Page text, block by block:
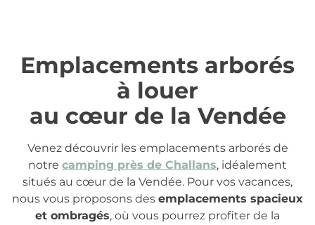
Emplacements arborés
à louer
au cœur de la Vendée
Venez découvrir les emplacements arborés de
notre camping près de Challans, idéalement
situés au cœur de la Vendée. Pour vos vacances,
nous vous proposons des emplacements spacieux
et ombragés, où vous pourrez profiter de la